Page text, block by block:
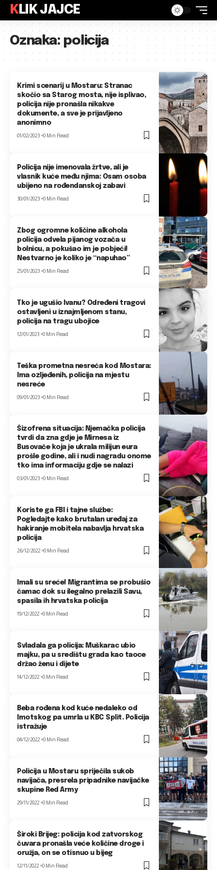
KLIK JAJCE
Oznaka:policija
Krimi scenarij u Mostaru: Stranac
skočio sa Starog mosta, nije isplivao,
policija nije pronašla nikakve
dokumente, a sve je prijavljeno
anonimno
01/02/2023 0 Min Read
Policija nije imenovala žrtve, ali je
vlasnik kuće među njima: Osam osoba
ubijeno na rođendanskoj zabavi
30/01/2023 0 Min Read
Zbog ogromne količine alkohola
policija odvela pijanog vozača u
bolnicu, a pokušao im je pobjeći!
Nestvarno je koliko je “napuhao”
25/01/2023 0 Min Read
Tko je ugušio Ivanu? Određeni tragovi
ostavljeni u iznajmljenom stanu,
policija na tragu ubojice
12/01/2023 0 Min Read
Teška prometna nesreća kod Mostara:
Ima ozljeđenih, policija na mjestu
nesreće
09/01/2023 0 Min Read
Šizofrena situacija: Njemačka policija
tvrdi da zna gdje je Mirnesa iz
Busovače koja je ukrala milijun eura
prošle godine, ali i nudi nagradu onome
tko ima informaciju gdje se nalazi
03/01/2023 0 Min Read
Koriste ga FBI i tajne službe:
Pogledajte kako brutalan uređaj za
hakiranje mobitela nabavlja hrvatska
policija
26/12/2022 0 Min Read
Imali su sreće! Migrantima se probušio
čamac dok su ilegalno prelazili Savu,
spasila ih hrvatska policija
19/12/2022 0 Min Read
Svladala ga policija: Muškarac ubio
majku, pa u središtu grada kao taoce
držao ženu i dijete
14/12/2022 0 Min Read
Beba rođena kod kuće nedaleko od
Imotskog pa umrla u KBC Split. Policija
istražuje
04/12/2022 0 Min Read
Policija u Mostaru spriječila sukob
navijača, presrela pripadnike navijačke
skupine Red Army
29/11/2022 0 Min Read
Široki Brijeg: policija kod zatvorskog
čuvara pronašla veće količine droge i
oružja, on se otisnuo u bijeg
12/11/2022 0 Min Read